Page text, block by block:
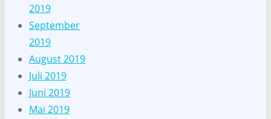
2019
September
2019
August 2019
Juli 2019
Juni 2019
Mai 2019